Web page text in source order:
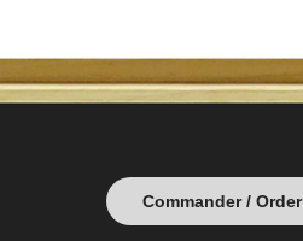
Commander / Order